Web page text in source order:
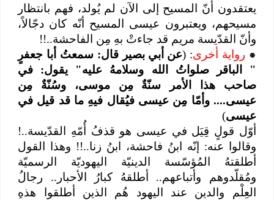
يعتقدون أنّ المسيح إلى الآن لم يُولد، فهم بانتظار
مسيحهم، ويعتبرون عيسى المسيح أنّه كان دجّالاً،
وأنّ القدّيسة مريم قد جاءتْ بهِ مِن الفاحشة..!!
● رواية أخرى: ( عن أبي بصير قال: سمعتُ أبا جعفرٍ
" الباقر صلواتُ الله وسلامهُ عليه" يقول: في
صاحب هذا الأمر سنّةٌ مِن موسى، وسُنّةٌ مِن
عيسى.... وأمّا مِن عيسى فيُقال فيهِ ما قد قيل في
عيسى)
أوّل قولٍ قِيَل في عيسى هو قذفُ أُمّهِ القدّيسة..!
وقالوا عنه: إنّه ابنُ فاحشة، ابنُ زنا..!! وهذا القول
أطلقتهُ المُؤسّسة الدينيّة اليهوديّة الرسميّة
ومُقلّدوهم وأتباعهم.. أطلقهُ كبارُ الأحبار.. رجالُ
العِلْم والدين عند اليهود هُم الذين أطلقوا هذهِ